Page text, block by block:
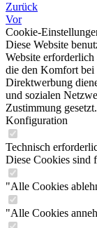
Zurück
Vor
Cookie-
Diese Website
Website erforderlich
die den Komfort bei
Direktwerbung
und sozialen
Zustimmung gesetzt.
Konfiguration
Technisch
Diese Cookies sind
"Alle Cookies
"Alle Cookies